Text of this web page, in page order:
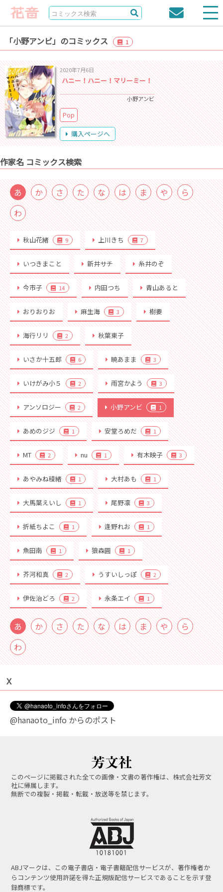
「小野アンビ」のコミックス 1
2020年7月6日
ハニー！ハニー！マリーミー！
小野アンビ
Pop
購入ページへ
作家名 コミックス検索
あ か さ た な は ま や
ら
わ
秋山花緒 9 上川きち 7
いつきまこと 新井サチ 糸井のぞ
今市子 14 内田つち 青山あると
おりおりお 麻生海 3 樹要
海行リリ 2 秋葉東子
いさか十五郎 6 暁あまま 3
いけがみ小５ 2 雨宮かよう 3
アンソロジー 2 小野アンビ 1
あめのジジ 1 安堂ろめだ 1
MT 2 nu 1 有木映子 3
あやみね稜緒 1 大村あも 1
大馬葉えいし 1 尾野凛 3
折紙ちよこ 1 逢野れお 1
魚田南 1 狼森圓 1
芥河和真 2 うすいしっぽ 2
伊佐治どろ 2 永条エイ 1
あ か さ た な は ま や
ら
わ
Ｘ
@hanaoto_info からのポスト
このページに掲載された全ての画像・文書の著作権は、株式会社芳文
社に帰属します。
無断での複製・掲載・転載・放送等を禁じます。
ABJマークは、この電子書店・電子書籍配信サービスが、著作権者か
らコンテンツ使用許諾を得た正規版配信サービスであることを示す登
録商標です。